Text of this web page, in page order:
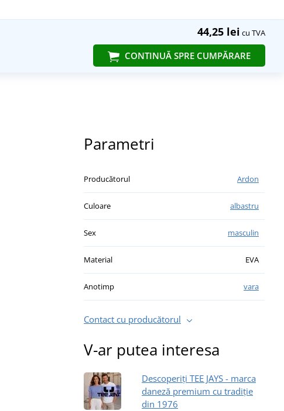
44,25 lei cu TVA
CONTINUĂ SPRE CUMPĂRARE
Parametri
Producătorul Ardon
Culoare albastru
Sex masculin
Material EVA
Anotimp vara
Contact cu producătorul
V-ar putea interesa
Descoperiți TEE JAYS - marca
daneză premium cu tradiție
din 1976